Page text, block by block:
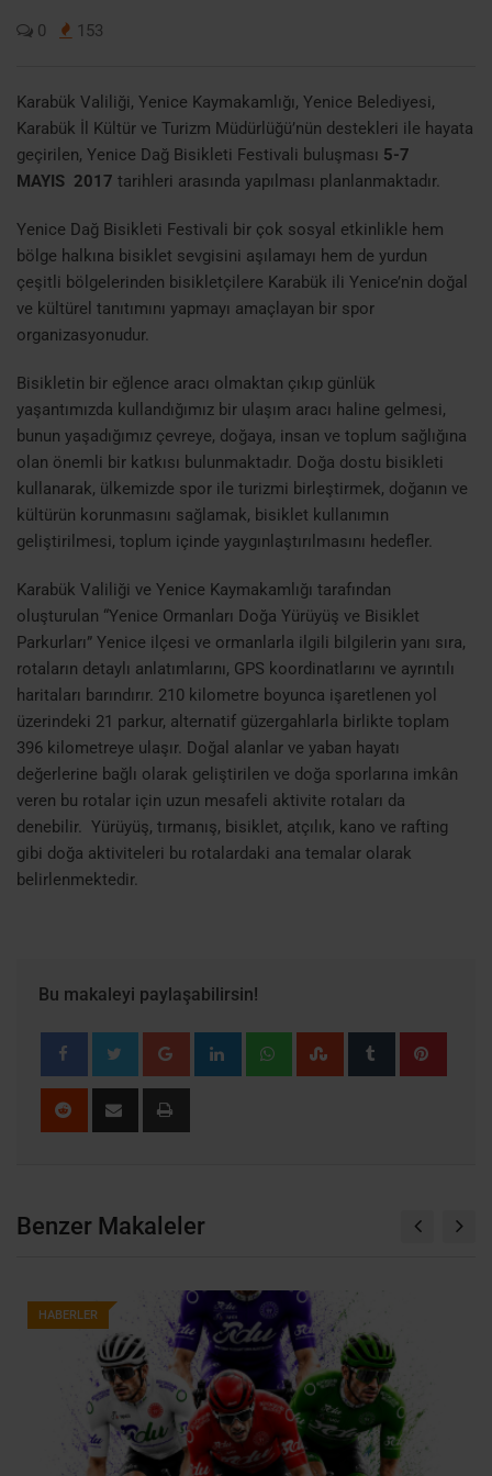
0 153
Karabük Valiliği, Yenice Kaymakamlığı, Yenice Belediyesi,
Karabük İl Kültür ve Turizm Müdürlüğü’nün destekleri ile hayata
geçirilen, Yenice Dağ Bisikleti Festivali buluşması 5-7
MAYIS 2017 tarihleri arasında yapılması planlanmaktadır.
Yenice Dağ Bisikleti Festivali bir çok sosyal etkinlikle hem
bölge halkına bisiklet sevgisini aşılamayı hem de yurdun
çeşitli bölgelerinden bisikletçilere Karabük ili Yenice’nin doğal
ve kültürel tanıtımını yapmayı amaçlayan bir spor
organizasyonudur.
Bisikletin bir eğlence aracı olmaktan çıkıp günlük
yaşantımızda kullandığımız bir ulaşım aracı haline gelmesi,
bunun yaşadığımız çevreye, doğaya, insan ve toplum sağlığına
olan önemli bir katkısı bulunmaktadır. Doğa dostu bisikleti
kullanarak, ülkemizde spor ile turizmi birleştirmek, doğanın ve
kültürün korunmasını sağlamak, bisiklet kullanımın
geliştirilmesi, toplum içinde yaygınlaştırılmasını hedefler.
Karabük Valiliği ve Yenice Kaymakamlığı tarafından
oluşturulan “Yenice Ormanları Doğa Yürüyüş ve Bisiklet
Parkurları” Yenice ilçesi ve ormanlarla ilgili bilgilerin yanı sıra,
rotaların detaylı anlatımlarını, GPS koordinatlarını ve ayrıntılı
haritaları barındırır. 210 kilometre boyunca işaretlenen yol
üzerindeki 21 parkur, alternatif güzergahlarla birlikte toplam
396 kilometreye ulaşır. Doğal alanlar ve yaban hayatı
değerlerine bağlı olarak geliştirilen ve doğa sporlarına imkân
veren bu rotalar için uzun mesafeli aktivite rotaları da
denebilir. Yürüyüş, tırmanış, bisiklet, atçılık, kano ve rafting
gibi doğa aktiviteleri bu rotalardaki ana temalar olarak
belirlenmektedir.
Bu makaleyi paylaşabilirsin!
Google+ LinkedIn WhatsappStumbleUpon
Tumblr
Reddit
Share
Benzer Makaleler
HABERLER